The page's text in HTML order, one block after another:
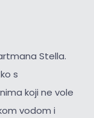
Stella.
s
koji ne vole
vodom i